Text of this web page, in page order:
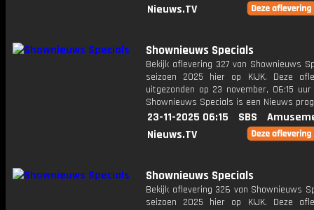
Nieuws.TV
Shownieuws Specials
Bekijk aflevering 327 van Shownieuws
seizoen 2025 hier op KIJK. Deze
uitgezonden op 23 november, 06:15
Shownieuws Specials is een Nieuws
23-11-2025 06:15 SBS
Nieuws.TV
Shownieuws Specials
Bekijk aflevering 326 van Shownieuws
seizoen 2025 hier op KIJK. Deze